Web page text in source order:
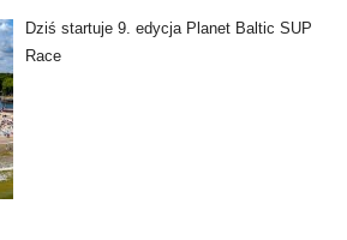
Dziś startuje 9. edycja Planet Baltic SUP
Race